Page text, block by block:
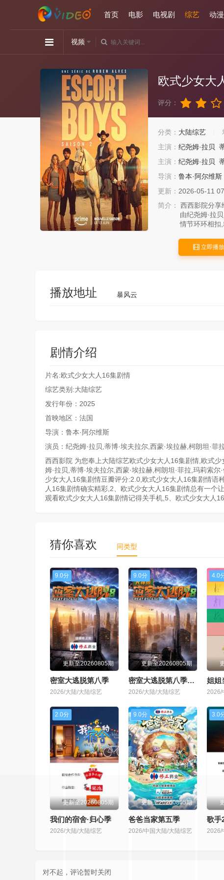
首页 电影 电视剧 综艺 动漫
视频
欧式少女大
评分：
分类： 大陆综艺
主演： 纪尧姆·拉贝
主演： 纪尧姆·拉贝
导演： 鲁本·阿尔维斯
更新： 2026-05-11
简介：
西西影院分享
由纪尧姆·拉
情节环环相扣
立即播放
播放地址 暴风云
剧情介绍
片名:欧式少女大人16集剧情
综艺类别:大陆综艺
发行年份：2025
首映地区：法国
导演：鲁本·阿尔维斯
演员：纪尧姆·拉贝,蒂博·埃夫拉尔,西蒙·埃拉赫,柯朗坦·菲
西西影院 为您奉上大陆综艺欧式少女大人16集剧情,欧式
姆·拉贝,蒂博·埃夫拉尔,西蒙·埃拉赫,柯朗坦·菲拉,玛莉索
少女大人16集剧情豆瓣评分:2.0,欧式少女大人16集剧情语
人16集剧情确实精彩,2、欧式少女大人16集剧情总有一个
观看欧式少女大人16集剧情记得关手机,5、欧式少女大人
猜你喜欢 同类型
9.0分
更新至20260805期
密室大逃脱第八季
2026/大陆/大陆综艺
9.0分
更新至20260805期
密室大逃脱第八季大神版
2026/大陆/大陆综艺
4.0
姐姐
2026/
2.0分
更新至20260805期
我们的宿舍·归心季
2026/大陆/大陆综艺
9.0分
更新至20260805期
爸爸当家第五季
2026/中国大陆/大陆综艺
3.0
歌手
2026/
对不起，评论暂时关闭